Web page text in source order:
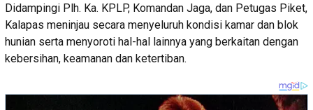
Didampingi Plh. Ka. KPLP, Komandan Jaga, dan Petugas Piket,
Kalapas meninjau secara menyeluruh kondisi kamar dan blok
hunian serta menyoroti hal-hal lainnya yang berkaitan dengan
kebersihan, keamanan dan ketertiban.